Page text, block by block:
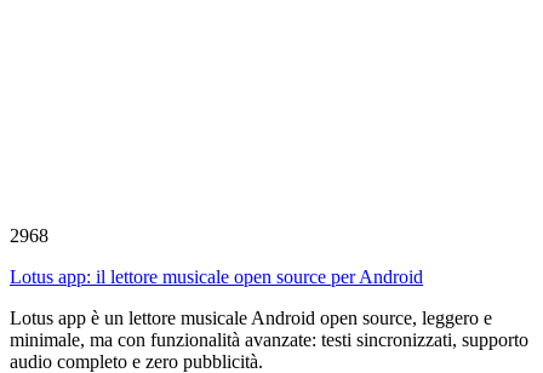
2968
Lotus app: il lettore musicale open source per Android
Lotus app è un lettore musicale Android open source, leggero e
minimale, ma con funzionalità avanzate: testi sincronizzati, supporto
audio completo e zero pubblicità.